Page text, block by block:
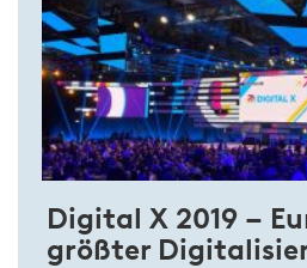
Digital X 2019 –
größter